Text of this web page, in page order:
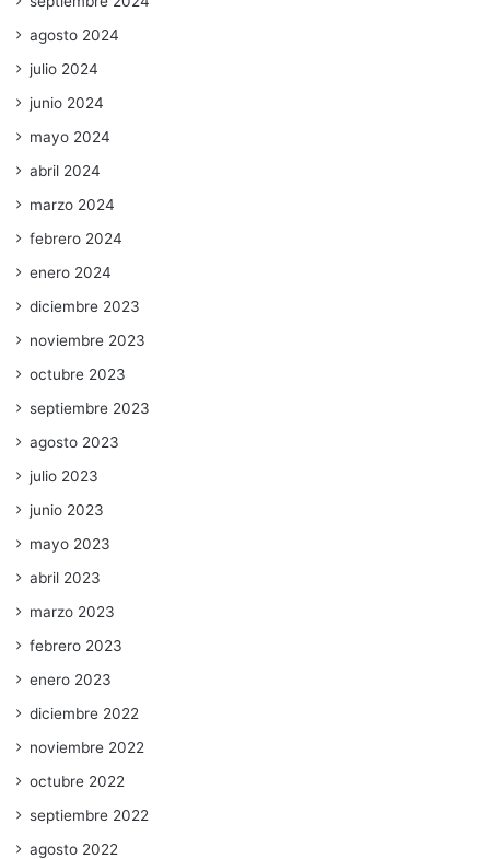
agosto 2024
julio 2024
junio 2024
mayo 2024
abril 2024
marzo 2024
febrero 2024
enero 2024
diciembre 2023
noviembre 2023
octubre 2023
septiembre 2023
agosto 2023
julio 2023
junio 2023
mayo 2023
abril 2023
marzo 2023
febrero 2023
enero 2023
diciembre 2022
noviembre 2022
octubre 2022
septiembre 2022
agosto 2022